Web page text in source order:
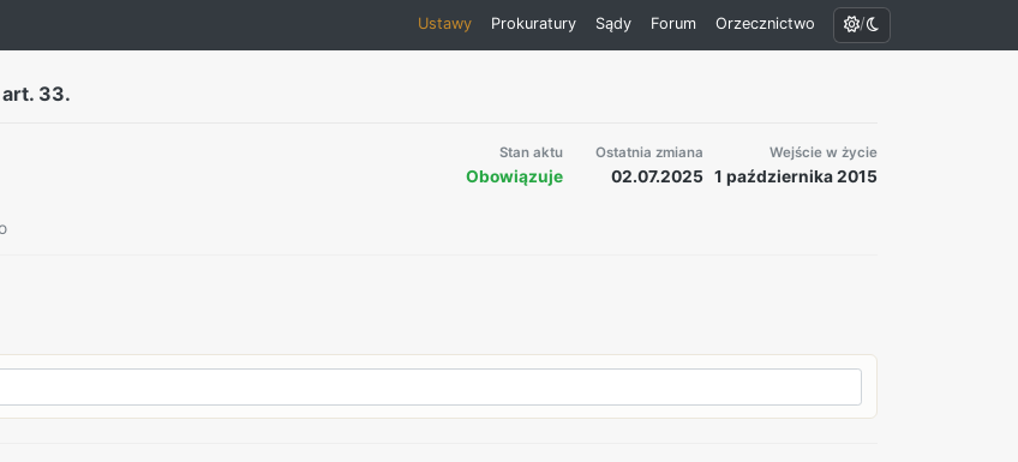
Ustawy Prokuratury Sądy Forum Orzecznictwo /
art. 33.
Stan aktu
Obowiązuje
Ostatnia zmiana
02.07.2025
Wejście w życie
1 października 2015